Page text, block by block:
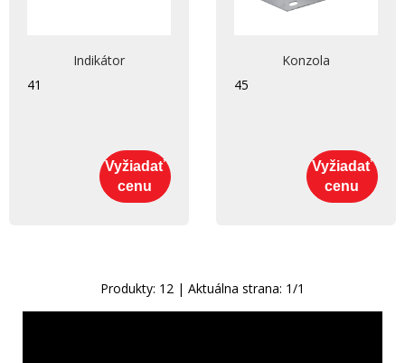
Indikátor
41
Vyžiadať
cenu
Konzola
45
Vyžiadať
cenu
Produkty: 12 | Aktuálna strana: 1/1